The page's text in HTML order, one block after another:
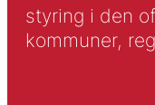
styring i den
kommuner,